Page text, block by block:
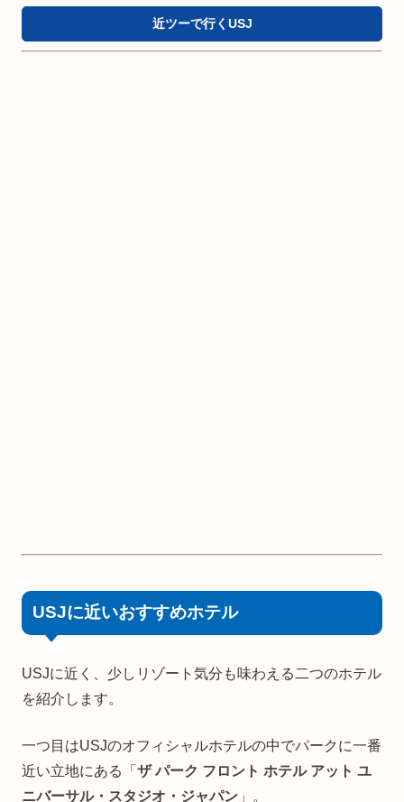
近ツーで行くUSJ
USJに近いおすすめホテル
USJに近く、少しリゾート気分も味わえる二つのホテル
を紹介します。
一つ目はUSJのオフィシャルホテルの中でパークに一番
近い立地にある「 ザ パーク フロント ホテル アット ユ
ニバーサル・スタジオ・ジャパン 」。